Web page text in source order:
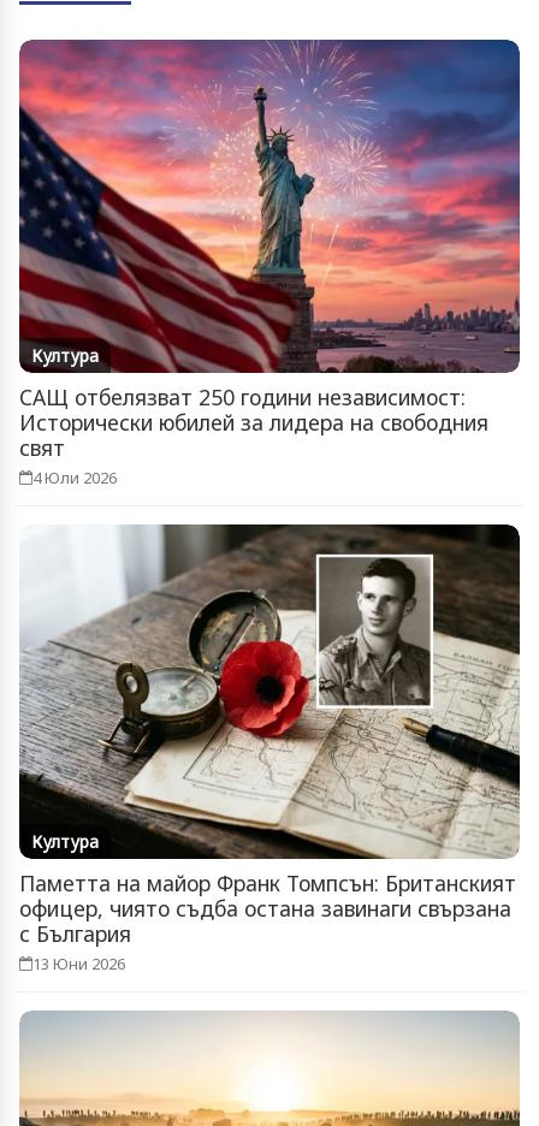
Култура
САЩ отбелязват 250 години независимост:
Исторически юбилей за лидера на свободния
свят
4 Юли 2026
Култура
Паметта на майор Франк Томпсън: Британският
офицер, чиято съдба остана завинаги свързана
с България
13 Юни 2026